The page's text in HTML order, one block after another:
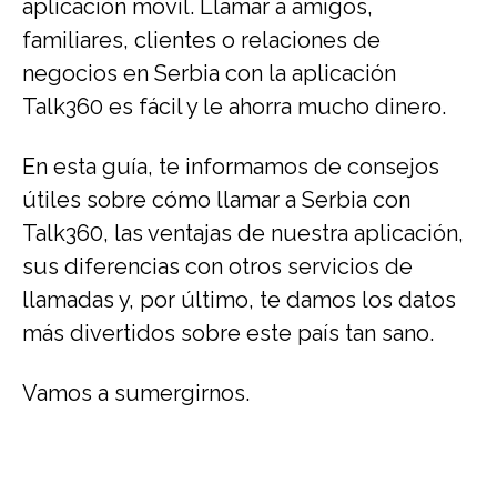
aplicación móvil. Llamar a amigos,
familiares, clientes o relaciones de
negocios en Serbia con la aplicación
Talk360 es fácil y le ahorra mucho dinero.
En esta guía, te informamos de consejos
útiles sobre cómo llamar a Serbia con
Talk360, las ventajas de nuestra aplicación,
sus diferencias con otros servicios de
llamadas y, por último, te damos los datos
más divertidos sobre este país tan sano.
Vamos a sumergirnos.